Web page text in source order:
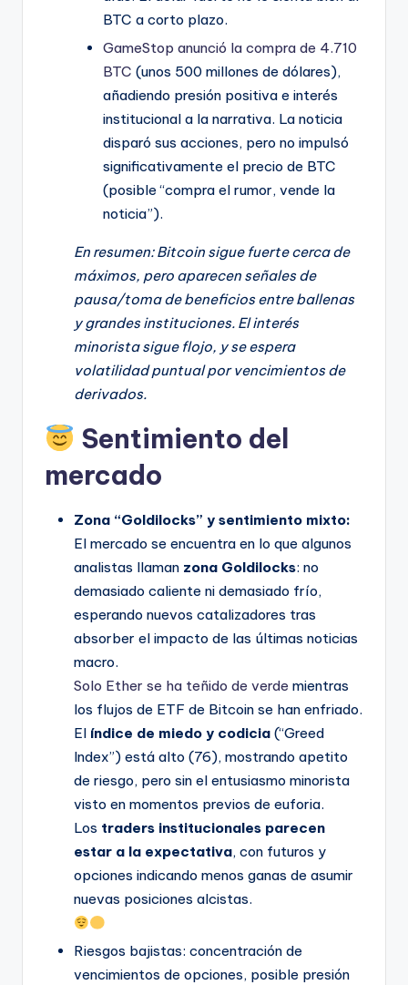
BTC a corto plazo.
GameStop anunció la compra de 4.710
BTC (unos 500 millones de dólares),
añadiendo presión positiva e interés
institucional a la narrativa. La noticia
disparó sus acciones, pero no impulsó
significativamente el precio de BTC
(posible “compra el rumor, vende la
noticia”).
En resumen: Bitcoin sigue fuerte cerca de
máximos, pero aparecen señales de
pausa/toma de beneficios entre ballenas
y grandes instituciones. El interés
minorista sigue flojo, y se espera
volatilidad puntual por vencimientos de
derivados.
Sentimiento del
mercado
Zona “Goldilocks” y sentimiento mixto:
El mercado se encuentra en lo que algunos
analistas llaman zona Goldilocks: no
demasiado caliente ni demasiado frío,
esperando nuevos catalizadores tras
absorber el impacto de las últimas noticias
macro.
Solo Ether se ha teñido de verde mientras
los flujos de ETF de Bitcoin se han enfriado.
El índice de miedo y codicia (“Greed
Index”) está alto (76), mostrando apetito
de riesgo, pero sin el entusiasmo minorista
visto en momentos previos de euforia.
Los traders institucionales parecen
estar a la expectativa, con futuros y
opciones indicando menos ganas de asumir
nuevas posiciones alcistas.
Riesgos bajistas: concentración de
vencimientos de opciones, posible presión